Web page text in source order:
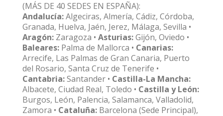
(MÁS DE 40 SEDES EN ESPAÑA):
Andalucía:Algeciras, Almería, Cádiz, Córdoba,
Granada, Huelva, Jaén, Jerez, Málaga, Sevilla •
Aragón: Zaragoza • Asturias:Gijón, Oviedo •
Baleares: Palma de Mallorca • Canarias:
Arrecife, Las Palmas de Gran Canaria, Puerto
del Rosario, Santa Cruz de Tenerife •
Cantabria:Santander • Castilla-La Mancha:
Albacete, Ciudad Real, Toledo • Castilla y León:
Burgos, León, Palencia, Salamanca, Valladolid,
Zamora • Cataluña: Barcelona (Sede Principal),